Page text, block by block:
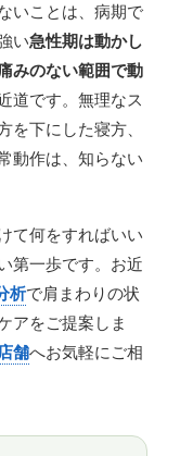
いことは、病期で
い急性期は動かし
みのない範囲で動
です。無理なス
を下にした寝方、
動作は、知らない
て何をすればいい
第一歩です。お近
析で肩まわりの状
アをご提案しま
舗へお気軽にご相